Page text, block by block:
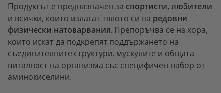
Продуктът е предназначен за спортисти, любители
и всички, които излагат тялото си на редовни
физически натоварвания. Препоръчва се на хора,
които искат да подкрепят поддържането на
съединителните структури, мускулите и общата
виталност на организма със специфичен набор от
аминокиселини.